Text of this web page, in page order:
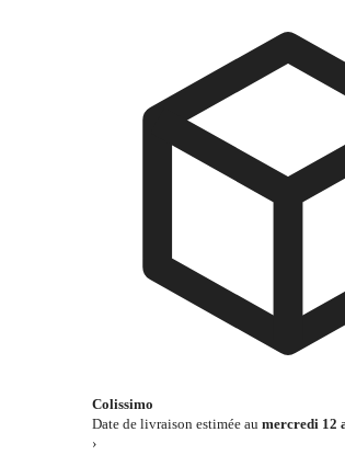
Colissimo
Date de livraison estimée au mercredi 12
›